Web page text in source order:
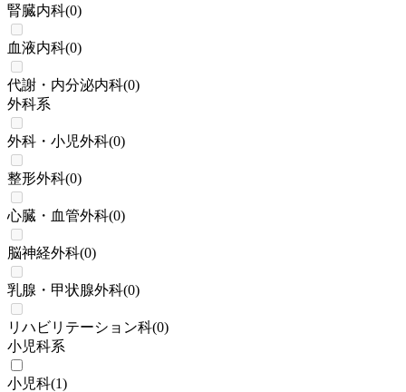
腎臓内科(0)
血液内科(0)
代謝・内分泌内科(0)
外科系
外科・小児外科(0)
整形外科(0)
心臓・血管外科(0)
脳神経外科(0)
乳腺・甲状腺外科(0)
リハビリテーション科(0)
小児科系
小児科(1)